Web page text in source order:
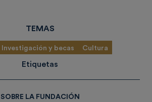
TEMAS
Investigación y becas Cultura
Etiquetas
SOBRE LA FUNDACIÓN